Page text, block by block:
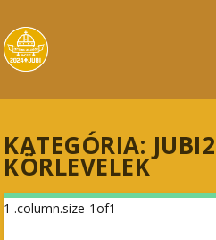
KATEGÓRIA:
KÖRLEVELEK